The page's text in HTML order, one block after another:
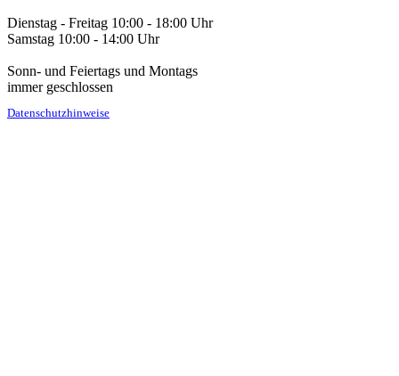
Dienstag - Freitag 10:00 - 18:00 Uhr
Samstag 10:00 - 14:00 Uhr
Sonn- und Feiertags und Montags
immer geschlossen
Datenschutzhinweise